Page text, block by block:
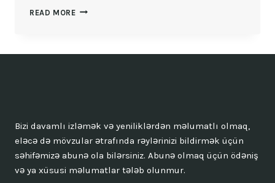
READ MORE YAŞAYIŞ
Bizi davamlı izləmək və yeniliklərdən məlumatlı olmaq,
eləcə də mövzular ətrafında rəylərinizi bildirmək üçün
səhifəmizə abunə ola bilərsiniz. Abunə olmaq üçün ödəniş
və ya xüsusi məlumatlar tələb olunmur.